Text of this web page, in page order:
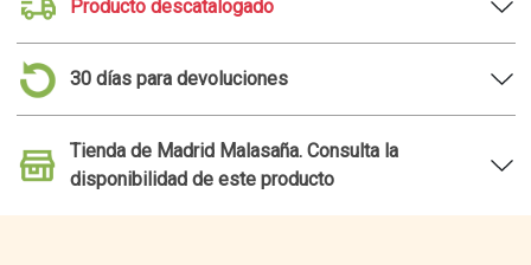
Producto descatalogado
30 días para devoluciones
Tienda de Madrid Malasaña. Consulta la
disponibilidad de este producto